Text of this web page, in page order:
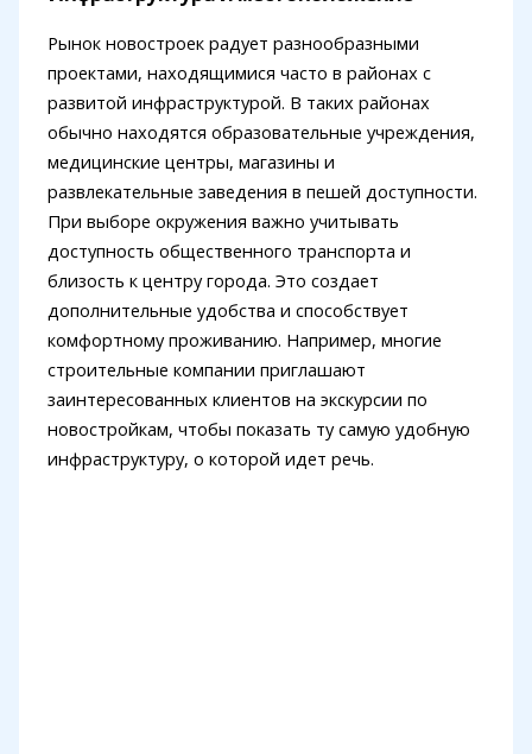
Рынок новостроек радует разнообразными
проектами, находящимися часто в районах с
развитой инфраструктурой. В таких районах
обычно находятся образовательные учреждения,
медицинские центры, магазины и
развлекательные заведения в пешей доступности.
При выборе окружения важно учитывать
доступность общественного транспорта и
близость к центру города. Это создает
дополнительные удобства и способствует
комфортному проживанию. Например, многие
строительные компании приглашают
заинтересованных клиентов на экскурсии по
новостройкам, чтобы показать ту самую удобную
инфраструктуру, о которой идет речь.